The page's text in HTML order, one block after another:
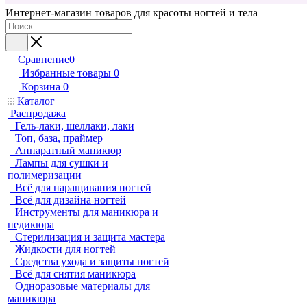
Интернет-магазин товаров для красоты ногтей и тела
Сравнение0
Избранные товары 0
Корзина 0
Каталог
Распродажа
Гель-лаки, шеллаки, лаки
Топ, база, праймер
Аппаратный маникюр
Лампы для сушки и
полимеризации
Всё для наращивания ногтей
Всё для дизайна ногтей
Инструменты для маникюра и
педикюра
Стерилизация и защита мастера
Жидкости для ногтей
Средства ухода и защиты ногтей
Всё для снятия маникюра
Одноразовые материалы для
маникюра